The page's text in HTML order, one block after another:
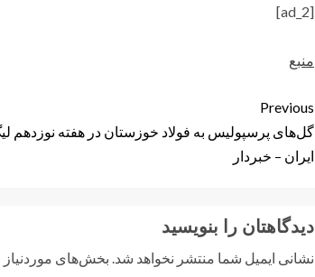
[ad_2]
منبع
Previous
گل‌های پرسپولیس به فولاد خوزستان در هفته نوزدهم
ایران – خبردار
دیدگاهتان را بنویسید
نشانی ایمیل شما منتشر نخواهد شد. بخش‌های